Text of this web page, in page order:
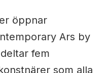
öppnar
Ars by
fem
som alla